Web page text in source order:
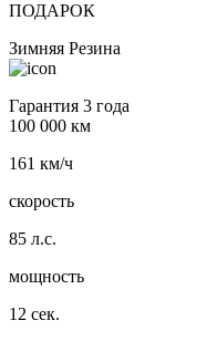
ПОДАРОК
Зимняя Резина
Гарантия 3 года
100 000 км
161 км/ч
скорость
85 л.с.
мощность
12 сек.